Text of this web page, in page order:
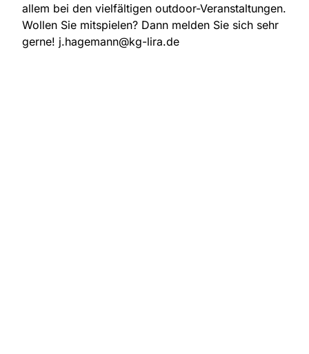
allem bei den vielfältigen outdoor-Veranstaltungen.
Wollen Sie mitspielen? Dann melden Sie sich sehr
gerne! j.hagemann@kg-lira.de